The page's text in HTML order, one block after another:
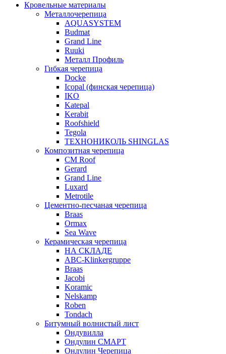
Кровельные материалы
Металлочерепица
AQUASYSTEM
Budmat
Grand Line
Ruuki
Металл Профиль
Гибкая черепица
Docke
Icopal (финская черепица)
IKO
Katepal
Kerabit
Roofshield
Tegola
ТЕХНОНИКОЛЬ SHINGLAS
Композитная черепица
CM Roof
Gerard
Grand Line
Luxard
Metrotile
Цементно-песчаная черепица
Braas
Ormax
Sea Wave
Керамическая черепица
НА СКЛАДЕ
ABC-Klinkergruppe
Braas
Jacobi
Koramic
Nelskamp
Roben
Tondach
Битумный волнистый лист
Ондувилла
Ондулин СМАРТ
Ондулин Черепица